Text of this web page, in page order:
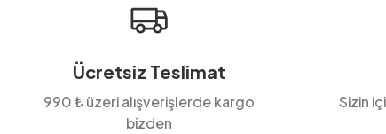
Bu ürüne benzer farklı alternatifler olmalı.
Ücretsiz Teslimat
990 ₺ üzeri alışverişlerde kargo
bizden
Sizin